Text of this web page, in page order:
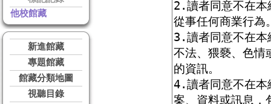
他校館藏
新進館藏
專題館藏
館藏分類地圖
視聽目錄